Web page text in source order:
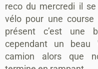
reco du mercredi il
vélo pour une
présent c’est une
cependant un beau
camion alors que